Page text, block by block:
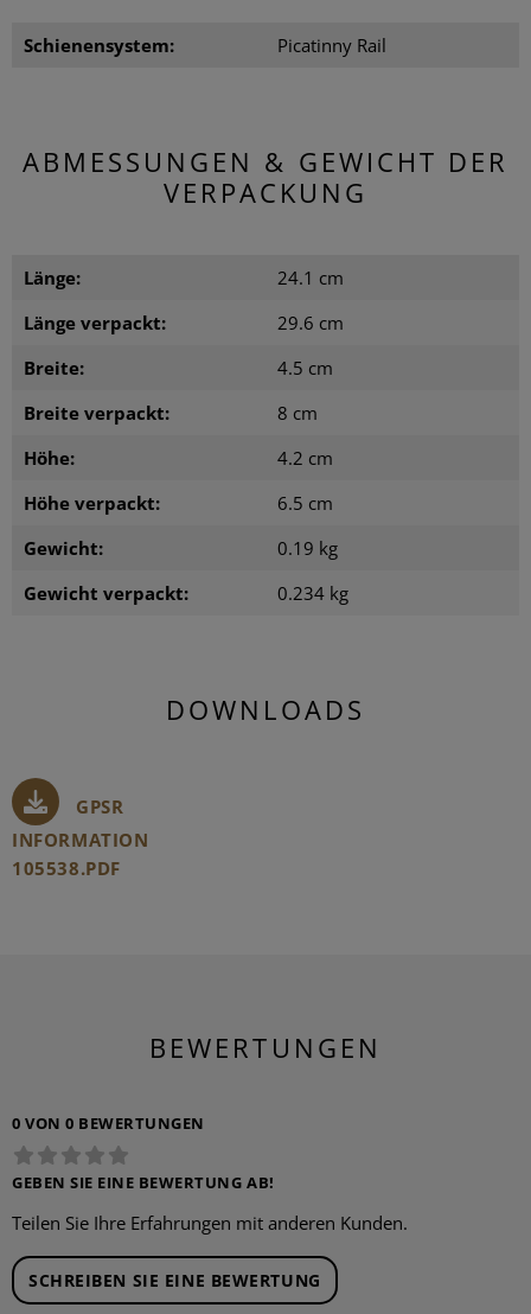
Schienensystem: Picatinny Rail
ABMESSUNGEN & GEWICHT DER
VERPACKUNG
Länge:
24.1 cm
Länge verpackt:
29.6 cm
Breite:
4.5 cm
Breite verpackt:
8 cm
Höhe:
4.2 cm
Höhe verpackt:
6.5 cm
Gewicht:
0.19 kg
Gewicht verpackt:
0.234 kg
DOWNLOADS
GPSR
INFORMATION
105538.PDF
BEWERTUNGEN
0 VON 0 BEWERTUNGEN
GEBEN SIE EINE BEWERTUNG AB!
Teilen Sie Ihre Erfahrungen mit anderen Kunden.
SCHREIBEN SIE EINE BEWERTUNG